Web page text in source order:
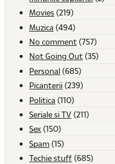
Movies (219)
Muzica (494)
No comment (757)
Not Going Out (35)
Personal (685)
Picanterii (239)
Politica (110)
Seriale si TV (211)
Sex (150)
Spam (15)
Techie stuff (685)